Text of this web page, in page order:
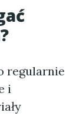
regularnie
i